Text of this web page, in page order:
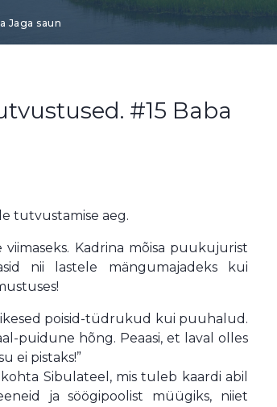
Jaga saun
#15 Baba
tutvustamise aeg.
Kadrina mõisa puukujurist
nii lastele mängumajadeks kui
poisid-tüdrukud kui puuhalud.
puidune hõng. Peaasi, et laval olles
ei pistaks!”
Sibulateel, mis tuleb kaardi abil
ja söögipoolist müügiks, niiet